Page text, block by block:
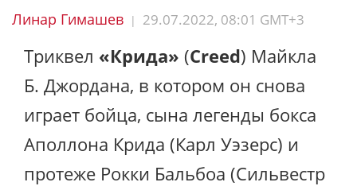
Линар Гимашев | 29.07.2022, 08:01 GMT+3
Триквел «Крида» (Creed) Майкла
Б. Джордана, в котором он снова
играет бойца, сына легенды бокса
Аполлона Крида (Карл Уэзерс) и
протеже Рокки Бальбоа (Сильвестр